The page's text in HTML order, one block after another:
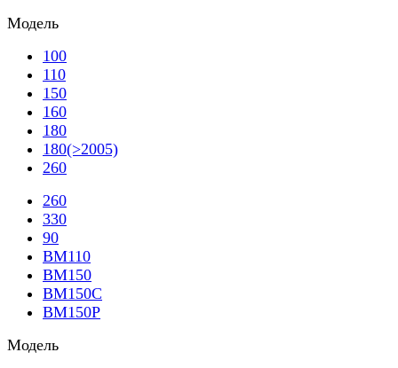
Модель
100
110
150
160
180
180(>2005)
260
260
330
90
BM110
BM150
BM150C
BM150P
Модель